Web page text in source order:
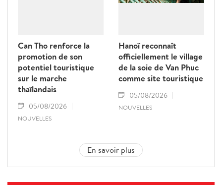
Can Tho renforce la
promotion de son
potentiel touristique
sur le marche
thaïlandais
05/08/2026
NOUVELLES
Hanoï reconnaît
officiellement le village
de la soie de Van Phuc
comme site touristique
05/08/2026
NOUVELLES
En savoir plus